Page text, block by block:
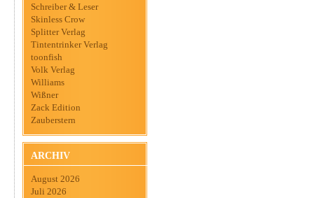
Schreiber & Leser
Skinless Crow
Splitter Verlag
Tintentrinker Verlag
toonfish
Volk Verlag
Williams
Wißner
Zack Edition
Zauberstern
ARCHIV
August 2026
Juli 2026